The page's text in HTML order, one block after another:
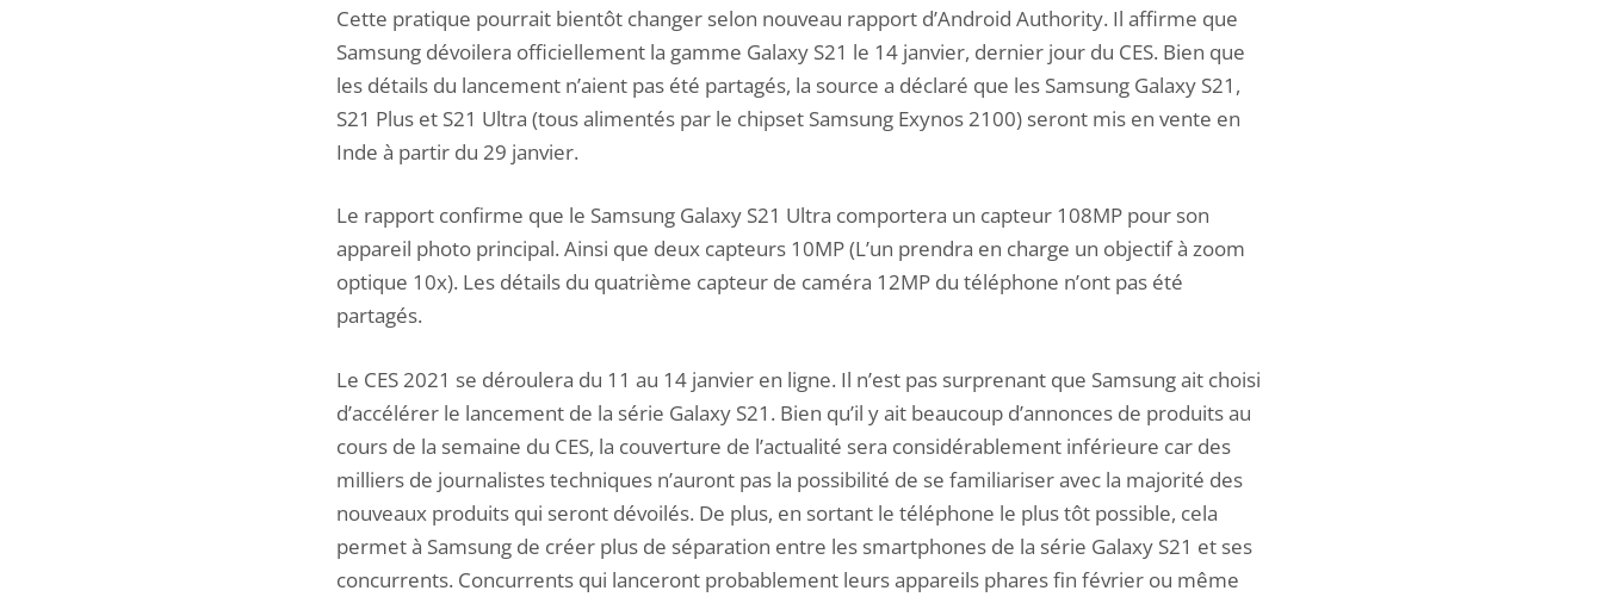
Cette pratique pourrait bientôt changer selon nouveau rapport d’Android Authority. Il affirme que
Samsung dévoilera officiellement la gamme Galaxy S21 le 14 janvier, dernier jour du CES. Bien que
les détails du lancement n’aient pas été partagés, la source a déclaré que les Samsung Galaxy S21,
S21 Plus et S21 Ultra (tous alimentés par le chipset Samsung Exynos 2100) seront mis en vente en
Inde à partir du 29 janvier.
Le rapport confirme que le Samsung Galaxy S21 Ultra comportera un capteur 108MP pour son
appareil photo principal. Ainsi que deux capteurs 10MP (L’un prendra en charge un objectif à zoom
optique 10x). Les détails du quatrième capteur de caméra 12MP du téléphone n’ont pas été
partagés.
Le CES 2021 se déroulera du 11 au 14 janvier en ligne. Il n’est pas surprenant que Samsung ait choisi
d’accélérer le lancement de la série Galaxy S21. Bien qu’il y ait beaucoup d’annonces de produits au
cours de la semaine du CES, la couverture de l’actualité sera considérablement inférieure car des
milliers de journalistes techniques n’auront pas la possibilité de se familiariser avec la majorité des
nouveaux produits qui seront dévoilés. De plus, en sortant le téléphone le plus tôt possible, cela
permet à Samsung de créer plus de séparation entre les smartphones de la série Galaxy S21 et ses
concurrents. Concurrents qui lanceront probablement leurs appareils phares fin février ou même